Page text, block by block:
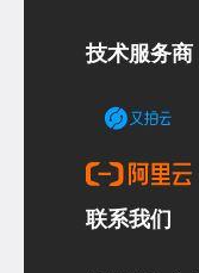
技术服务商
联系我们